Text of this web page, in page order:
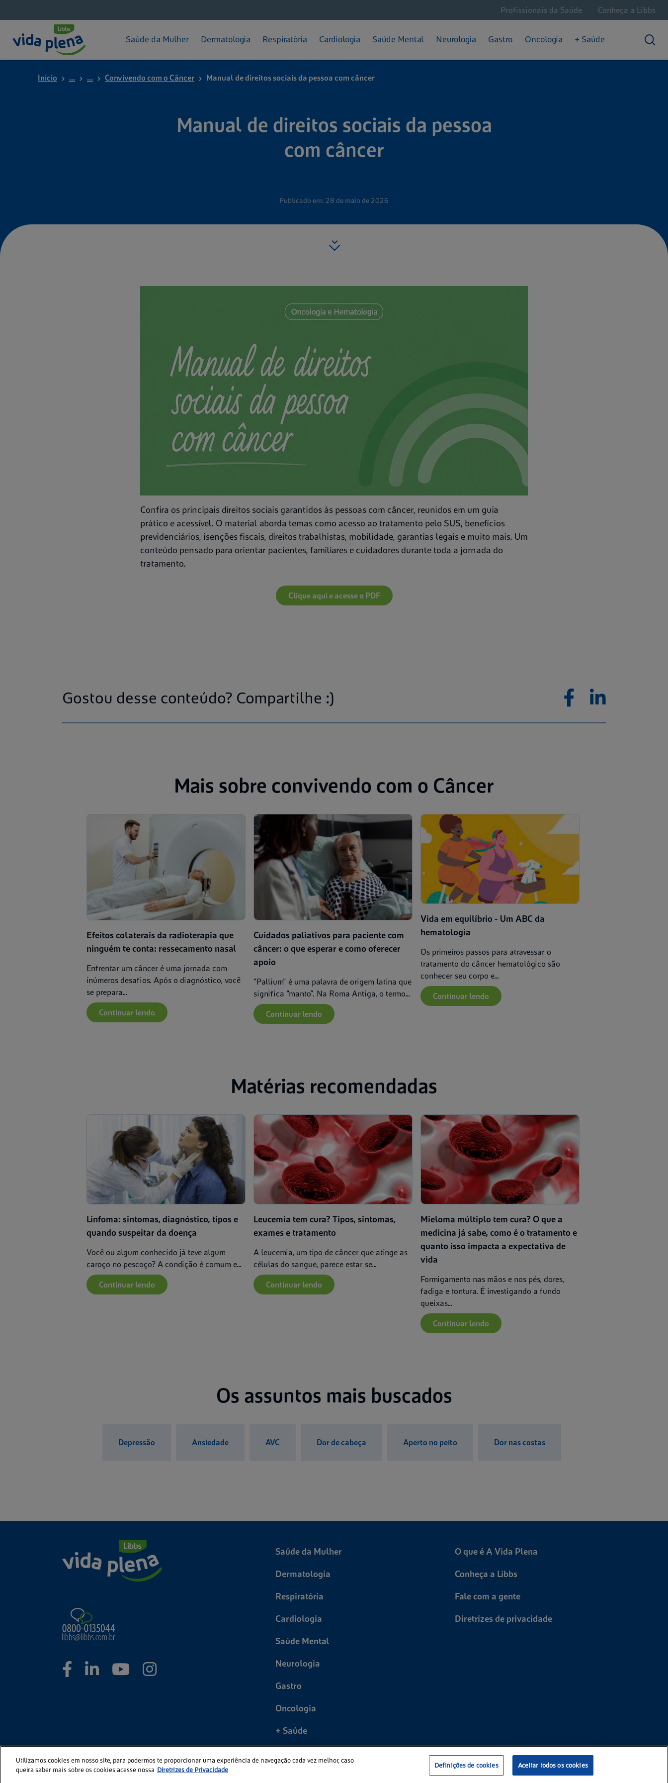
Profissionais da Saúde Conheça a Libbs
Saúde da Mulher
TPM
Dermatologia
Melasma
Respiratória
Sinusite
Cardiologia
Como se CuidarSaúde Mental
Dicas e CuidadosNeurologia
Epilepsia
Gastro
Saúde Intestinal
Prisão de Ventre
Oncologia
Câncer Hematológico
Convivendo com o Câncer
+ Saúde
Início ... ... Convivendo com o Câncer Manual de direitos sociais da pessoa com câncer
Manual de direitos sociais da pessoa
com câncer
Publicado em: 28 de maio de 2026
Confira os principais direitos sociais garantidos às pessoas com câncer, reunidos em um guia
prático e acessível. O material aborda temas como acesso ao tratamento pelo SUS, benefícios
previdenciários, isenções fiscais, direitos trabalhistas, mobilidade, garantias legais e muito mais. Um
conteúdo pensado para orientar pacientes, familiares e cuidadores durante toda a jornada do
tratamento.
Clique aqui e acesse o PDF
Gostou desse conteúdo? Compartilhe :)
Mais sobre convivendo com o Câncer
Efeitos colaterais da radioterapia que
ninguém te conta: ressecamento nasal
Enfrentar um câncer é uma jornada com
inúmeros desafios. Após o diagnóstico, você
se prepara...
Continuar lendo
Cuidados paliativos para paciente com
câncer: o que esperar e como oferecer
apoio
“Pallium” é uma palavra de origem latina que
significa “manto”. Na Roma Antiga, o termo...
Continuar lendo
Vida em equilíbrio - Um ABC da
hematologia
Os primeiros passos para atravessar o
tratamento do câncer hematológico são
conhecer seu corpo e...
Continuar lendo
Matérias recomendadas
Linfoma: sintomas, diagnóstico, tipos e
quando suspeitar da doença
Você ou algum conhecido já teve algum
caroço no pescoço? A condição é comum e...
Continuar lendo
Leucemia tem cura? Tipos, sintomas,
exames e tratamento
A leucemia, um tipo de câncer que atinge as
células do sangue, parece estar se...
Continuar lendo
Mieloma múltiplo tem cura? O que a
medicina já sabe, como é o tratamento e
quanto isso impacta a expectativa de
vida
Formigamento nas mãos e nos pés, dores,
fadiga e tontura. É investigando a fundo
queixas...
Continuar lendo
Os assuntos mais buscados
Depressão Ansiedade AVC Dor de cabeça Aperto no peito Dor nas costas
Saúde da Mulher
Dermatologia
Respiratória
Cardiologia
Saúde Mental
Neurologia
Gastro
Oncologia
+ Saúde
O que é A Vida Plena
Conheça a Libbs
Fale com a gente
Diretrizes de privacidade
©2026 Portal Libbs. Todos os Direitos Reservados.
Utilizamos cookies em nosso site, para podermos te proporcionar uma experiência de navegação cada vez melhor, caso
queira saber mais sobre os cookies acesse nossa Diretrizes de Privacidade
Definições de cookies Aceitar todos os cookies